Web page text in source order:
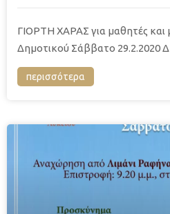
ΓΙΟΡΤΗ ΧΑΡΑΣ για μαθητές και
Δημοτικού Σάββατο 29.2.2020
περισσότερα